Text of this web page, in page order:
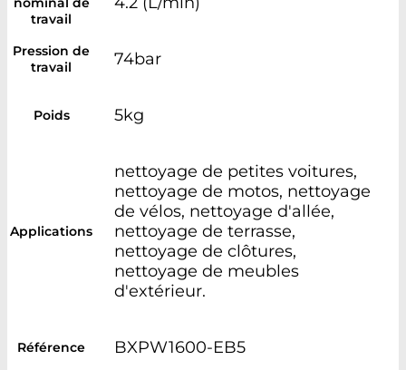
travail
Pression de
travail
74bar
Poids 5kg
Applications
nettoyage de petites voitures,
nettoyage de motos, nettoyage
de vélos, nettoyage d'allée,
nettoyage de terrasse,
nettoyage de clôtures,
nettoyage de meubles
d'extérieur.
Référence BXPW1600-EB5